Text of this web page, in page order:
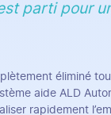
parti pour
éliminé
aide ALD
rapidement